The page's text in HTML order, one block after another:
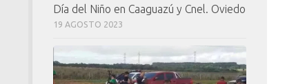
Día del Niño en Caaguazú y Cnel. Oviedo
19 AGOSTO 2023